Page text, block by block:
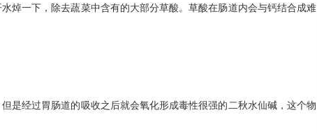
焯一下，除去蔬菜中含有的大部分草酸。草酸在肠道内会与钙结合成难
是经过胃肠道的吸收之后就会氧化形成毒性很强的二秋水仙碱，这个物